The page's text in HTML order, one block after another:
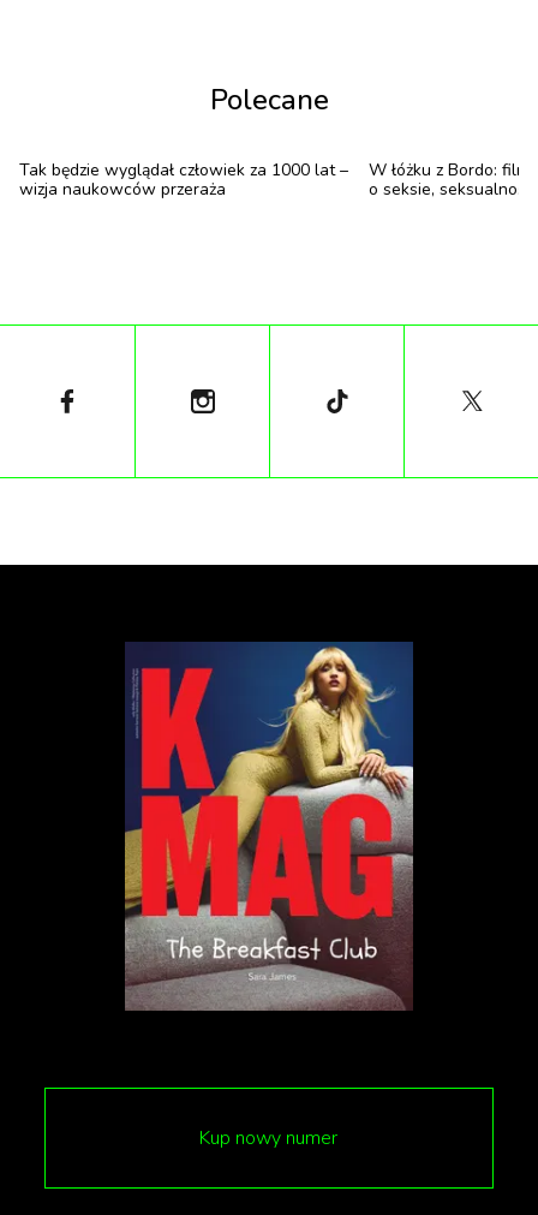
Film zostanie zaprezentowany poza konkursem na
78. Festiwalu Filmowym w Cannes 14 maja 2025
roku w prestiżowym kinie Grand Théâtre Lumière.
Na czerwonym dywanie pojawią się Tom Cruise,
reżyser Christopher McQuarrie oraz członkowie
obsady. Dla Cruise’a będzie to już trzecia wizyta na
tym festiwalu – wcześniej gościł w Cannes z filmami
„Za horyzontem” w 1992 roku oraz „Top Gun:
Maverick” w 2022 roku, co czyni jego obecność tym
bardziej symboliczną i oczekiwaną.
Polecane
Tak będzie wyglądał człowiek za 1000 lat –
wizja naukowców przeraża
W łóżku z Bordo:
o seksie,
Kup nowy numer